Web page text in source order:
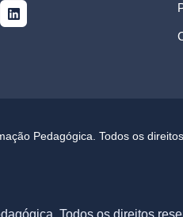
Pedagógica. Todos os